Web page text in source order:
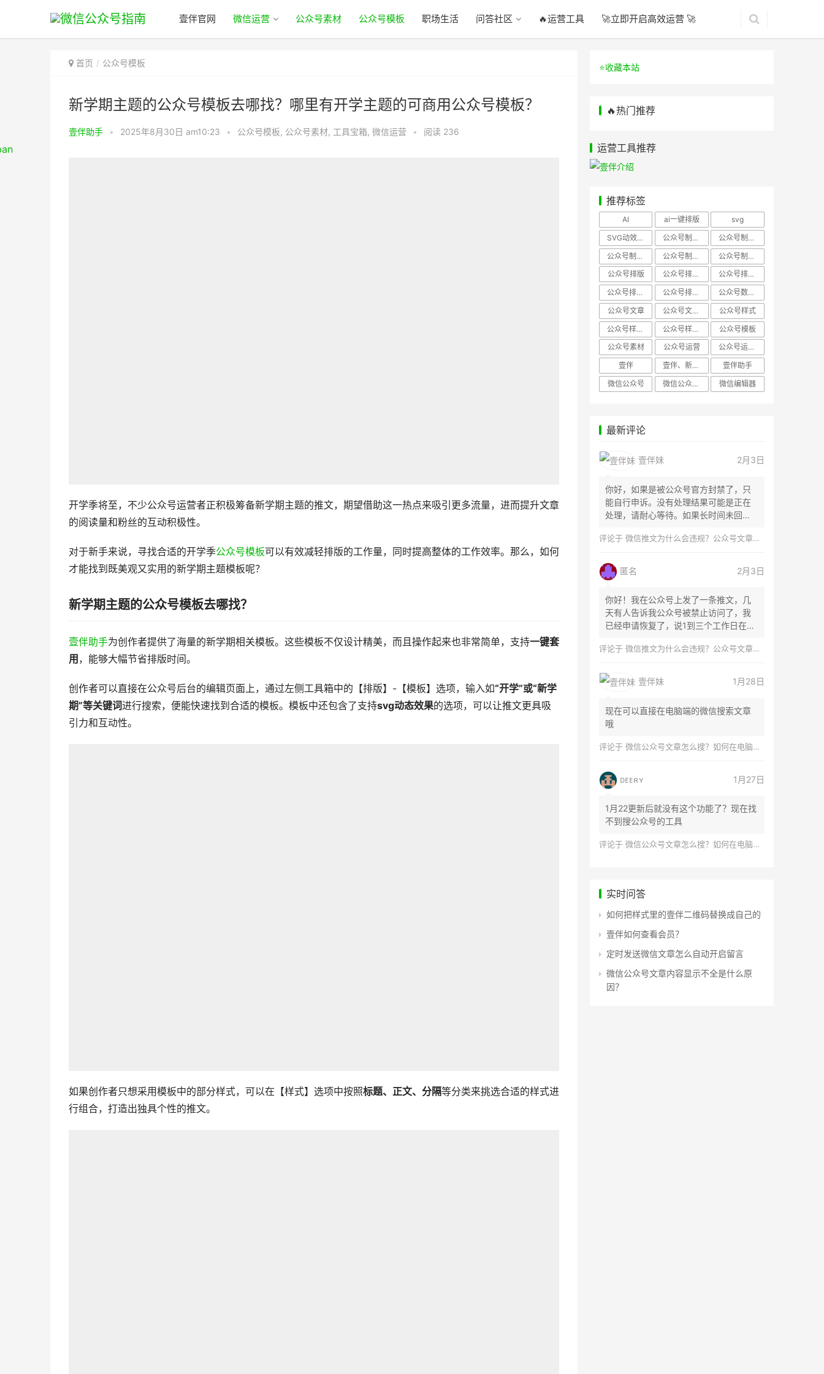
壹伴官网 微信运营 公众号素材 公众号模板 职场生活 问答社区 🔥运营工具 🚀立即开启高效运营 🚀
首页 公众号模板
新学期主题的公众号模板去哪找？哪里有开学主题的可商用公众号模板？
壹伴助手 • 2025年8月30日 am10:23 • 公众号模板, 公众号素材, 工具宝箱, 微信运营 • 阅读 236
开学季将至，不少公众号运营者正积极筹备新学期主题的推文，期望借助这一热点来吸引更多流量，进而提升文章
的阅读量和粉丝的互动积极性。
对于新手来说，寻找合适的开学季公众号模板可以有效减轻排版的工作量，同时提高整体的工作效率。那么，如何
才能找到既美观又实用的新学期主题模板呢？
新学期主题的公众号模板去哪找？
壹伴助手为创作者提供了海量的新学期相关模板。这些模板不仅设计精美，而且操作起来也非常简单，支持一键套
用 ，能够大幅节省排版时间。
创作者可以直接在公众号后台的编辑页面上，通过左侧工具箱中的【排版】-【模板】选项，输入如“开学”或“新学
期”等关键词进行搜索，便能快速找到合适的模板。模板中还包含了支持svg动态效果的选项，可以让推文更具吸
引力和互动性。
如果创作者只想采用模板中的部分样式，可以在【样式】选项中按照标题、正文、分隔等分类来挑选合适的样式进
行组合，打造出独具个性的推文。
⭐️收藏本站
🔥热门推荐
运营工具推荐
推荐标签
AI ai一键排版
svg
SVG动效样式
公众号制作、公众号排版
公众号制作、公众号模板
公众号制作、微信编辑器
公众号制作，公众号排版
公众号制作，公众号排版、微信编辑器
公众号排版
公众号排版，公众号模板
公众号排版，公众号素材
公众号排版，微信编辑器
公众号排版，排版样式
公众号数据分析
公众号文章
公众号文章、公众号运营
公众号样式
公众号样式，微信公众号排版
公众号样式，微信编辑器
公众号模板
公众号素材
公众号运营
公众号运营，公众号编辑器
壹伴
壹伴、新媒体运营
壹伴助手
微信公众号
微信公众号，样式模板、公众号样式 微信编辑器
最新评论
壹伴妹 2月3日
你好，如果是被公众号官方封禁了，只
能自行申诉。没有处理结果可能是正在
处理，请耐心等待。如果长时间未回
评论于 微信推文为什么会违规？公众号文章怎么检测是否违规？
匿名 2月3日
你好！我在公众号上发了一条推文，几
天有人告诉我公众号被禁止访问了，我
已经申请恢复了，说1到三个工作日在微
评论于 微信推文为什么会违规？公众号文章怎么检测是否违规？
壹伴妹 1月28日
现在可以直接在电脑端的微信搜索文章
哦
评论于 微信公众号文章怎么搜？如何在电脑上搜索公众号文章？
ᴅᴇᴇʀʏ 1月27日
1月22更新后就没有这个功能了？现在找
不到搜公众号的工具
评论于 微信公众号文章怎么搜？如何在电脑上搜索公众号文章？
实时问答
如何把样式里的壹伴二维码替换成自己的
壹伴如何查看会员？
定时发送微信文章怎么自动开启留言
微信公众号文章内容显示不全是什么原
因？